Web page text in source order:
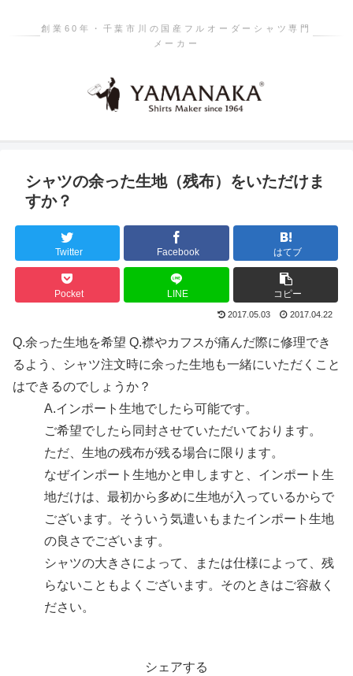
創業60年・千葉市川の国産フルオーダーシャツ専門
メーカー
シャツの余った生地（残布）をいただけま
すか？
Twitter Facebook はてブ
Pocket LINE コピー
2017.05.03 2017.04.22
Q.余った生地を希望 Q.襟やカフスが痛んだ際に修理でき
るよう、シャツ注文時に余った生地も一緒にいただくこと
はできるのでしょうか？
A.インポート生地でしたら可能です。
ご希望でしたら同封させていただいております。
ただ、生地の残布が残る場合に限ります。
なぜインポート生地かと申しますと、インポート生
地だけは、最初から多めに生地が入っているからで
ございます。そういう気遣いもまたインポート生地
の良さでございます。
シャツの大きさによって、または仕様によって、残
らないこともよくございます。そのときはご容赦く
ださい。
シェアする